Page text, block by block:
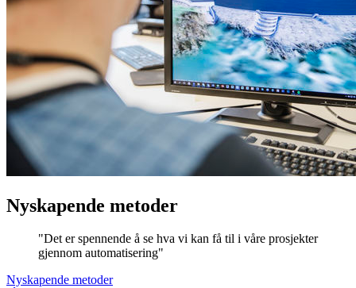
Nyskapende metoder
"Det er spennende å se hva vi kan få til i våre prosjekter
gjennom automatisering"
Nyskapende metoder